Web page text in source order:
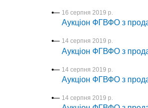
16 серпня 2019 р.
Аукціон ФГВФО з
14 серпня 2019 р.
Аукціон ФГВФО з
14 серпня 2019 р.
Аукціон ФГВФО з
14 серпня 2019 р.